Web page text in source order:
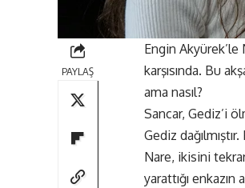
PAYLAŞ
Engin
karşısında. Bu
ama nasıl?
Sancar, Gediz’i
Gediz
Nare, ikisini tekrar
yarattığı